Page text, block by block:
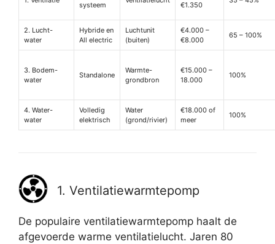
systeem
€1.350
2. Lucht-
water
Hybride en
All electric
Luchtunit
(buiten)
€4.000 –
€8.000
65 – 100%
3. Bodem-
water
Standalone
Warmte-
grondbron
€15.000 –
18.000
100%
4. Water-
water
Volledig
elektrisch
Water
(grond/rivier)
€18.000 of
meer
100%
1. Ventilatiewarmtepomp
De populaire ventilatiewarmtepomp haalt de
afgevoerde warme ventilatielucht. Jaren 80